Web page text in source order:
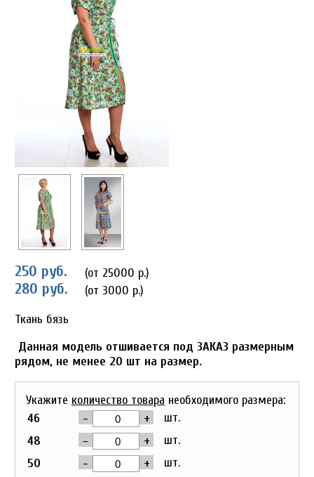
250 руб. (от 25000 р.)
280 руб.
(от 3000 р.)
Ткань бязь
Данная модель отшивается под ЗАКАЗ размерным
рядом, не менее 20 шт на размер.
Укажите количество товара необходимого размера:
46
- +
шт.
48
- +
шт.
50
- +
шт.